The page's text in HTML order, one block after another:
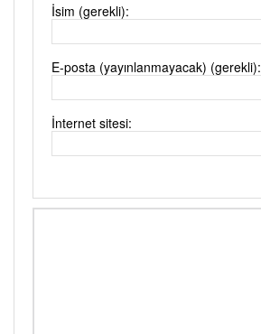
İsim (gerekli):
E-posta (yayınlanmayacak) (gerekli):
İnternet sitesi: